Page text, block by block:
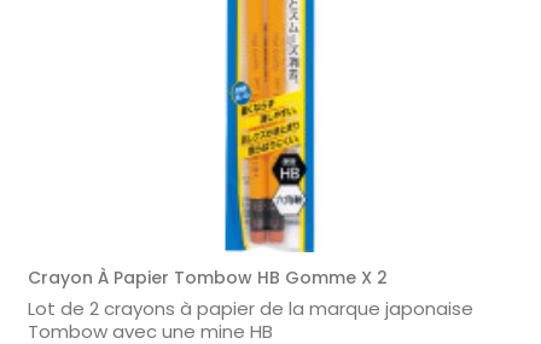
Crayon À Papier Tombow HB Gomme X 2
Lot de 2 crayons à papier de la marque japonaise
Tombow avec une mine HB